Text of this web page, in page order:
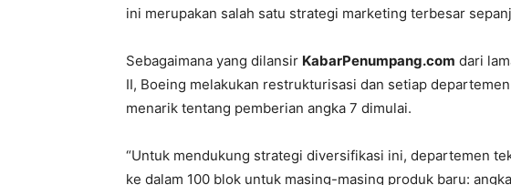
ini merupakan salah satu strategi marketing terbesar
Sebagaimana yang dilansir KabarPenumpang.com dari
II, Boeing melakukan restrukturisasi dan setiap
menarik tentang pemberian angka 7 dimulai.
“Untuk mendukung strategi diversifikasi ini, departemen
ke dalam 100 blok untuk masing-masing produk baru: